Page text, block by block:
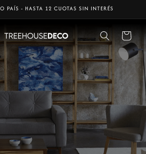
PAÍS - HASTA 12 CUOTAS SIN INTERÉS
Carrito